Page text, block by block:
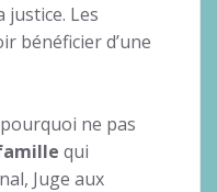
justice. Les
bénéficier d’une
ne pas
qui
Juge aux